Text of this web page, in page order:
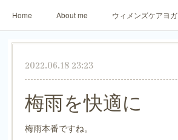
Home About me ウィメンズケアヨガ
アロマリラックスヨガ パーソナトレーニング
2022.06.18 23:23
梅雨を快適に
梅雨本番ですね。